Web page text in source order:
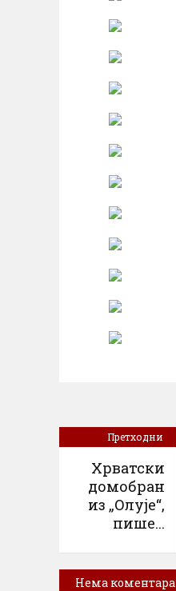
Претходни
Хрватски
домобран
из „Олује“,
пише...
Нема коментара